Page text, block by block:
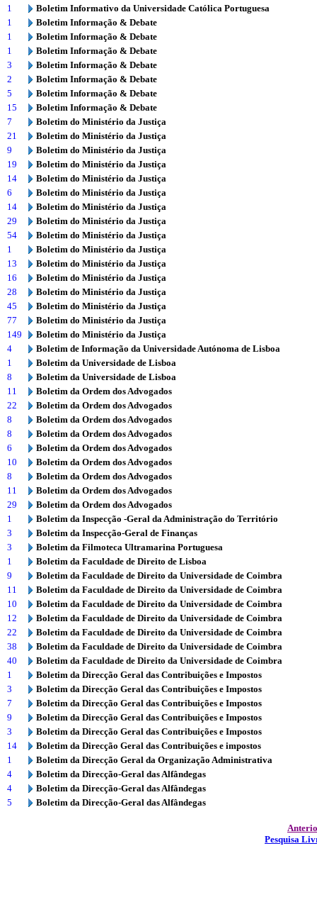
1
Boletim Informativo da Universidade Católica Portuguesa
1
Boletim Informação & Debate
1
Boletim Informação & Debate
1
Boletim Informação & Debate
3
Boletim Informação & Debate
2
Boletim Informação & Debate
5
Boletim Informação & Debate
15
Boletim Informação & Debate
7
Boletim do Ministério da Justiça
21
Boletim do Ministério da Justiça
9
Boletim do Ministério da Justiça
19
Boletim do Ministério da Justiça
14
Boletim do Ministério da Justiça
6
Boletim do Ministério da Justiça
14
Boletim do Ministério da Justiça
29
Boletim do Ministério da Justiça
54
Boletim do Ministério da Justiça
1
Boletim do Ministério da Justiça
13
Boletim do Ministério da Justiça
16
Boletim do Ministério da Justiça
28
Boletim do Ministério da Justiça
45
Boletim do Ministério da Justiça
77
Boletim do Ministério da Justiça
149
Boletim do Ministério da Justiça
4
Boletim de Informação da Universidade Autónoma de Lisboa
1
Boletim da Universidade de Lisboa
8
Boletim da Universidade de Lisboa
11
Boletim da Ordem dos Advogados
22
Boletim da Ordem dos Advogados
8
Boletim da Ordem dos Advogados
8
Boletim da Ordem dos Advogados
6
Boletim da Ordem dos Advogados
10
Boletim da Ordem dos Advogados
8
Boletim da Ordem dos Advogados
11
Boletim da Ordem dos Advogados
29
Boletim da Ordem dos Advogados
1
Boletim da Inspecção -Geral da Administração do Território
3
Boletim da Inspecção-Geral de Finanças
3
Boletim da Filmoteca Ultramarina Portuguesa
1
Boletim da Faculdade de Direito de Lisboa
9
Boletim da Faculdade de Direito da Universidade de Coimbra
11
Boletim da Faculdade de Direito da Universidade de Coimbra
10
Boletim da Faculdade de Direito da Universidade de Coimbra
12
Boletim da Faculdade de Direito da Universidade de Coimbra
22
Boletim da Faculdade de Direito da Universidade de Coimbra
38
Boletim da Faculdade de Direito da Universidade de Coimbra
40
Boletim da Faculdade de Direito da Universidade de Coimbra
1
Boletim da Direcção Geral das Contribuições e Impostos
3
Boletim da Direcção Geral das Contribuições e Impostos
7
Boletim da Direcção Geral das Contribuições e Impostos
9
Boletim da Direcção Geral das Contribuições e Impostos
3
Boletim da Direcção Geral das Contribuições e Impostos
14
Boletim da Direcção Geral das Contribuições e impostos
1
Boletim da Direcção Geral da Organização Administrativa
4
Boletim da Direcção-Geral das Alfândegas
4
Boletim da Direcção-Geral das Alfândegas
5
Boletim da Direcção-Geral das Alfândegas
Pesquisa